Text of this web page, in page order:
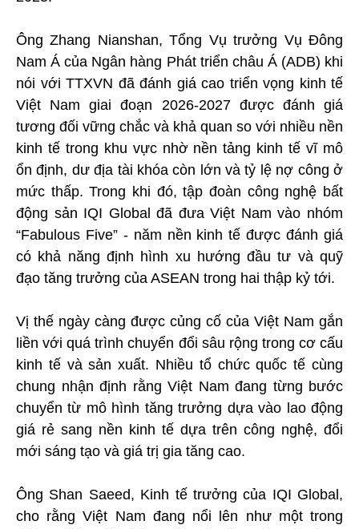
Ông Zhang Nianshan, Tổng Vụ trưởng Vụ Đông
Nam Á của Ngân hàng Phát triển châu Á (ADB) khi
nói với TTXVN đã đánh giá cao triển vọng kinh tế
Việt Nam giai đoạn 2026-2027 được đánh giá
tương đối vững chắc và khả quan so với nhiều nền
kinh tế trong khu vực nhờ nền tảng kinh tế vĩ mô
ổn định, dư địa tài khóa còn lớn và tỷ lệ nợ công ở
mức thấp. Trong khi đó, tập đoàn công nghệ bất
động sản IQI Global đã đưa Việt Nam vào nhóm
“Fabulous Five” - năm nền kinh tế được đánh giá
có khả năng định hình xu hướng đầu tư và quỹ
đạo tăng trưởng của ASEAN trong hai thập kỷ tới.
Vị thế ngày càng được củng cố của Việt Nam gắn
liền với quá trình chuyển đổi sâu rộng trong cơ cấu
kinh tế và sản xuất. Nhiều tổ chức quốc tế cùng
chung nhận định rằng Việt Nam đang từng bước
chuyển từ mô hình tăng trưởng dựa vào lao động
giá rẻ sang nền kinh tế dựa trên công nghệ, đổi
mới sáng tạo và giá trị gia tăng cao.
Ông Shan Saeed, Kinh tế trưởng của IQI Global,
cho rằng Việt Nam đang nổi lên như một trong